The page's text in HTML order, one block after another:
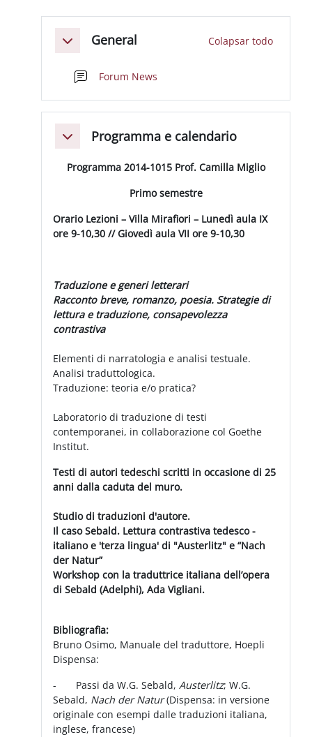
ColapsarGeneral Colapsar todo
Forum News
ColapsarProgramma e calendario
Programma 2014-1015 Prof. Camilla Miglio
Primo semestre
Orario Lezioni – Villa Mirafiori – Lunedì aula IX
ore 9-10,30 // Giovedì aula VII ore 9-10,30
Traduzione e generi letterari
Racconto breve, romanzo, poesia. Strategie di
lettura e traduzione, consapevolezza
contrastiva
Elementi di narratologia e analisi testuale.
Analisi traduttologica.
Traduzione: teoria e/o pratica?
Laboratorio di traduzione di testi
contemporanei, in collaborazione col Goethe
Institut.
Testi di autori tedeschi scritti in occasione di 25
anni dalla caduta del muro.
Studio di traduzioni d'autore.
Il caso Sebald. Lettura contrastiva tedesco -
italiano e 'terza lingua' di "Austerlitz" e “Nach
der Natur”
Workshop con la traduttrice italiana dell’opera
di Sebald (Adelphi), Ada Vigliani.
Bibliografia:
Bruno Osimo, Manuale del traduttore, Hoepli
Dispensa:
- Passi da W.G. Sebald,Austerlitz; W.G.
Sebald, Nach der Natur(Dispensa: in versione
originale con esempi dalle traduzioni italiana,
inglese, francese)